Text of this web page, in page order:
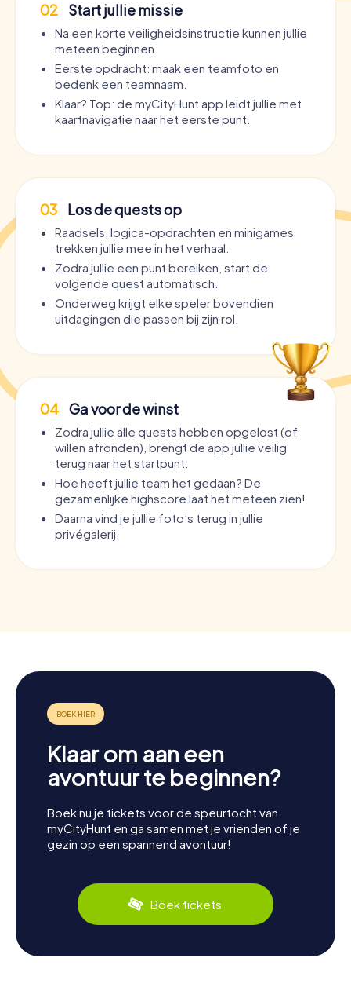
02 Start jullie missie
Na een korte veiligheidsinstructie kunnen jullie
meteen beginnen.
Eerste opdracht: maak een teamfoto en
bedenk een teamnaam.
Klaar? Top: de myCityHunt app leidt jullie met
kaartnavigatie naar het eerste punt.
03 Los de quests op
Raadsels, logica-opdrachten en minigames
trekken jullie mee in het verhaal.
Zodra jullie een punt bereiken, start de
volgende quest automatisch.
Onderweg krijgt elke speler bovendien
uitdagingen die passen bij zijn rol.
04 Ga voor de winst
Zodra jullie alle quests hebben opgelost (of
willen afronden), brengt de app jullie veilig
terug naar het startpunt.
Hoe heeft jullie team het gedaan? De
gezamenlijke highscore laat het meteen zien!
Daarna vind je jullie foto’s terug in jullie
privégalerij.
Klaar om aan een
avontuur te beginnen?
Boek nu je tickets voor de speurtocht van
myCityHunt en ga samen met je vrienden of je
gezin op een spannend avontuur!
Boek tickets